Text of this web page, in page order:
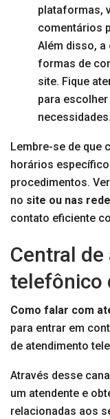
plataformas,
comentários
Além disso,
formas de
site. Fique
para
necessidades.
Lembre-se de que
horários
procedimentos.
no site ou nas
contato eficiente
Central
telefônico
Como falar com
para entrar em
de atendimento
Através desse
um atendente e
relacionadas aos